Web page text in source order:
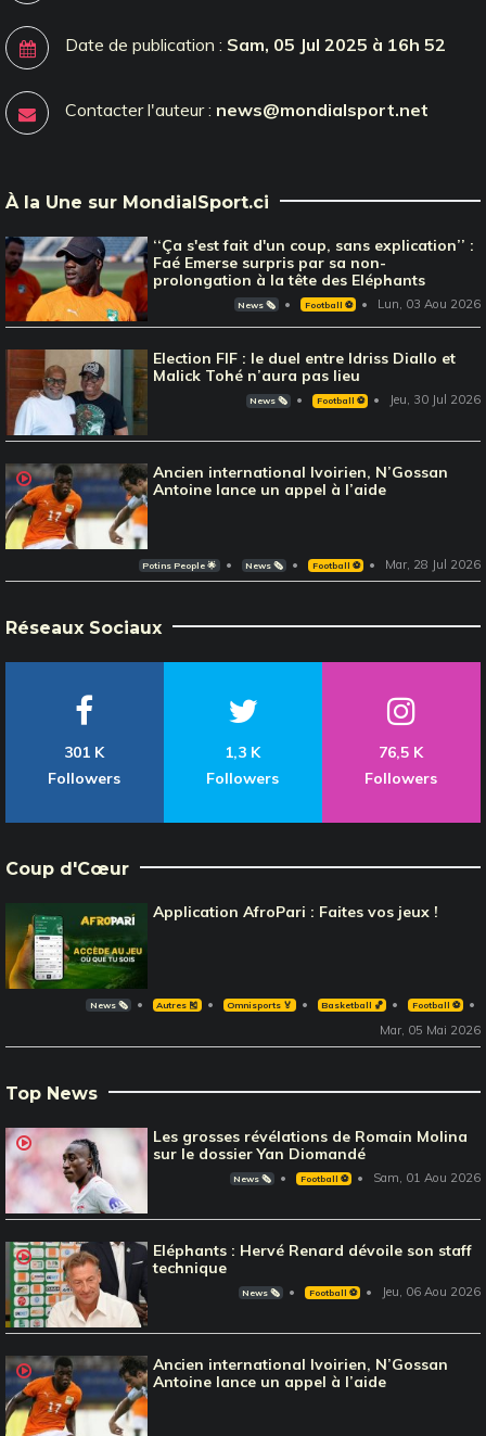
Date de publication : Sam, 05 Jul 2025 à 16h 52
Contacter l'auteur : news@mondialsport.net
À la Une sur MondialSport.ci
‘‘Ça s'est fait d'un coup, sans explication’’ :
Faé Emerse surpris par sa non-
prolongation à la tête des Eléphants
News 🗞️ Football ⚽️ Lun, 03 Aou 2026
Election FIF : le duel entre Idriss Diallo et
Malick Tohé n’aura pas lieu
News 🗞️ Football ⚽️ Jeu, 30 Jul 2026
Ancien international Ivoirien, N’Gossan
Antoine lance un appel à l’aide
Potins People 🌟 News 🗞️ Football ⚽️ Mar, 28 Jul 2026
Réseaux Sociaux
301 K
Followers
1,3 K
Followers
76,5 K
Followers
Coup d'Cœur
Application AfroPari : Faites vos jeux !
News 🗞️ Autres 🎽 Omnisports 🏅 Basketball 🏀 Football ⚽️
Mar, 05 Mai 2026
Top News
Les grosses révélations de Romain Molina
sur le dossier Yan Diomandé
News 🗞️ Football ⚽️ Sam, 01 Aou 2026
Eléphants : Hervé Renard dévoile son staff
technique
News 🗞️ Football ⚽️ Jeu, 06 Aou 2026
Ancien international Ivoirien, N’Gossan
Antoine lance un appel à l’aide